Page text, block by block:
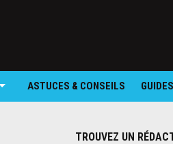
ASTUCES & CONSEILS GUIDES
TROUVEZ UN